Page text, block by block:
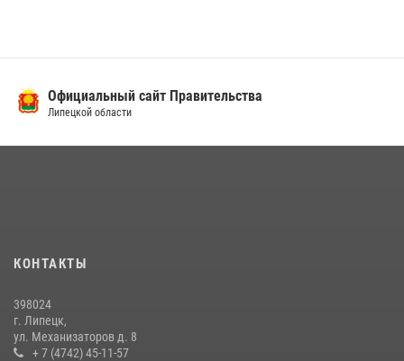
Официальный сайт Правительства
Липецкой области
КОНТАКТЫ
398024
г. Липецк,
ул. Механизаторов д. 8
+ 7 (4742) 45-11-57